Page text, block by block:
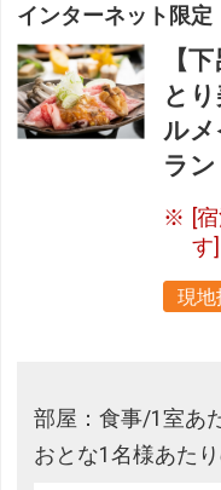
インターネット限定
【
と
ル
ラン
[
す]
現地
部屋：食事/1室あ
おとな1名様あた